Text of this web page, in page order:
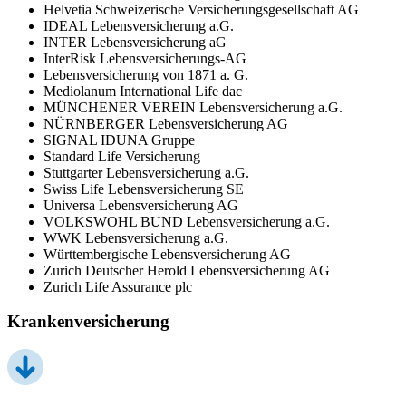
Helvetia Schweizerische Versicherungsgesellschaft AG
IDEAL Lebensversicherung a.G.
INTER Lebensversicherung aG
InterRisk Lebensversicherungs-AG
Lebensversicherung von 1871 a. G.
Mediolanum International Life dac
MÜNCHENER VEREIN Lebensversicherung a.G.
NÜRNBERGER Lebensversicherung AG
SIGNAL IDUNA Gruppe
Standard Life Versicherung
Stuttgarter Lebensversicherung a.G.
Swiss Life Lebensversicherung SE
Universa Lebensversicherung AG
VOLKSWOHL BUND Lebensversicherung a.G.
WWK Lebensversicherung a.G.
Württembergische Lebensversicherung AG
Zurich Deutscher Herold Lebensversicherung AG
Zurich Life Assurance plc
Krankenversicherung